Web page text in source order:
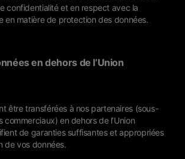
confidentialité et en respect avec la
en matière de protection des données.
en dehors de l’Union
être transférées à nos partenaires (sous-
en dehors de l’Union
de garanties suffisantes et appropriées
de vos données.